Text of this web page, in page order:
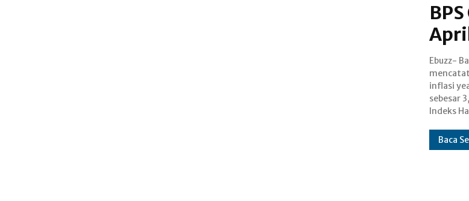
Ebuzz-
inflasi
sebesar
Indeks
sebesar
BPS
provinsi
di Provinsi
Baca